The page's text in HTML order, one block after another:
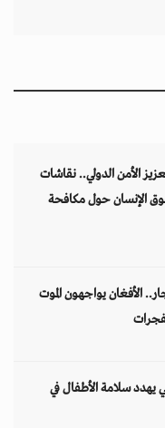
الأمن الدولي.. نقاشات
الإنسان حول مكافحة
الأفغان يواجهون الموت
يهدد سلامة الأطفال في